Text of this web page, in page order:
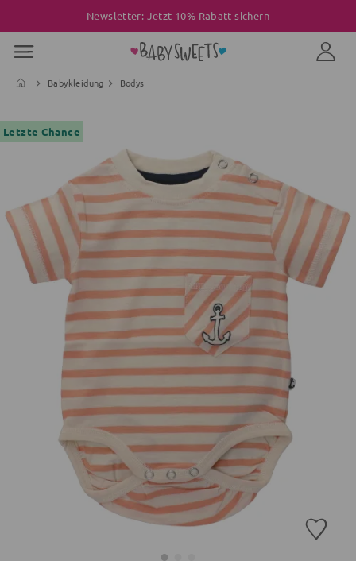
Newsletter: Jetzt 10% Rabatt sichern
Babykleidung Bodys
Letzte Chance